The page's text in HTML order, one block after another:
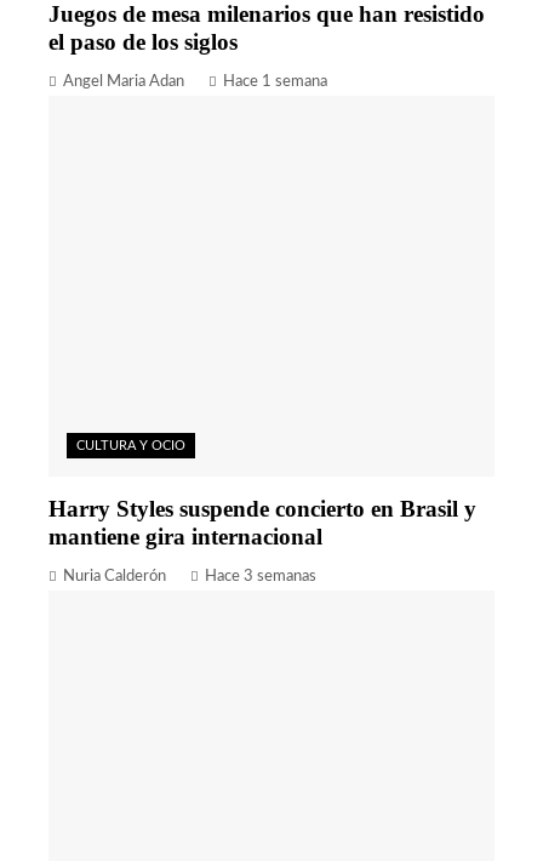
Juegos de mesa milenarios que han resistido
el paso de los siglos
Angel Maria Adan Hace 1 semana
CULTURA Y OCIO
Harry Styles suspende concierto en Brasil y
mantiene gira internacional
Nuria Calderón Hace 3 semanas